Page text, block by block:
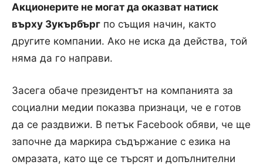
Акционерите не могат да оказват натиск
върху Зукърбърг по същия начин, както
другите компании. Ако не иска да действа, той
няма да го направи.
Засега обаче президентът на компанията за
социални медии показва признаци, че е готов
да се раздвижи. В петък Facebook обяви, че ще
започне да маркира съдържание с езика на
омразата, като ще се търсят и допълнителни